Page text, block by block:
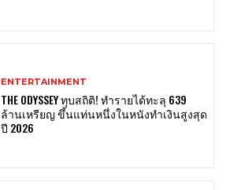
ENTERTAINMENT
THE ODYSSEY ทุบสถิติ! ทำรายได้ทะลุ 639
ล้านเหรียญ ขึ้นแท่นหนึ่งในหนังทำเงินสูงสุด
ปี 2026